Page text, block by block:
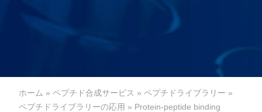
ホーム »ペプチド合成サービス »ペプチドライブラリー »
ペプチドライブラリーの応用 » Protein-peptide binding